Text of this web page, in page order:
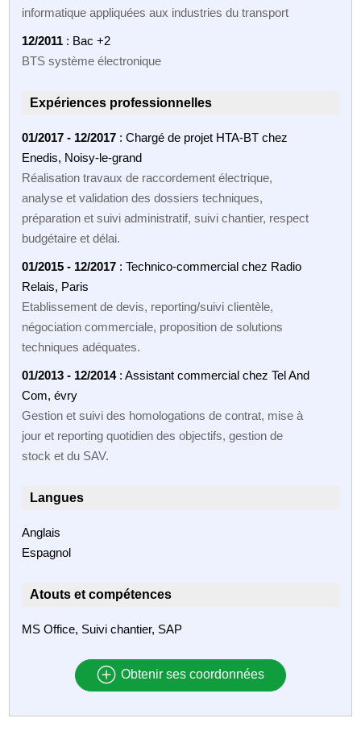
informatique appliquées aux industries du transport
12/2011 : Bac +2
BTS système électronique
Expériences professionnelles
01/2017 - 12/2017 : Chargé de projet HTA-BT chez
Enedis, Noisy-le-grand
Réalisation travaux de raccordement électrique,
analyse et validation des dossiers techniques,
préparation et suivi administratif, suivi chantier, respect
budgétaire et délai.
01/2015 - 12/2017 : Technico-commercial chez Radio
Relais, Paris
Etablissement de devis, reporting/suivi clientèle,
négociation commerciale, proposition de solutions
techniques adéquates.
01/2013 - 12/2014: Assistant commercial chez Tel And
Com, évry
Gestion et suivi des homologations de contrat, mise à
jour et reporting quotidien des objectifs, gestion de
stock et du SAV.
Langues
Anglais
Espagnol
Atouts et compétences
MS Office, Suivi chantier, SAP
Obtenir ses coordonnées